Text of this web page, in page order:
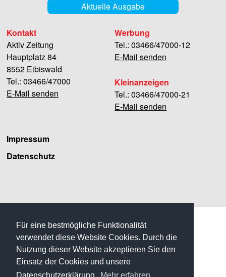
Für eine bestmögliche Funktionalität
verwendet diese Website Cookies. Durch die
Nutzung dieser Website akzeptieren Sie den
Einsatz der Cookies und unsere
Aktuelle Ausgabe
Kontakt
Aktiv Zeitung
Hauptplatz 84
8552 Eibiswald
Tel.: 03466/47000
E-Mail senden
Werbung
Tel.: 03466/47000-12
E-Mail senden
Kleinanzeigen
Tel.: 03466/47000-21
E-Mail senden
Impressum
Datenschutz